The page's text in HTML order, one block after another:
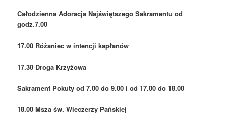
Całodzienna Adoracja Najświętszego Sakramentu od
godz.7.00
17.00 Różaniec w intencji kapłanów
17.30 Droga Krzyżowa
Sakrament Pokuty od 7.00 do 9.00 i od 17.00 do 18.00
18.00 Msza św. Wieczerzy Pańskiej